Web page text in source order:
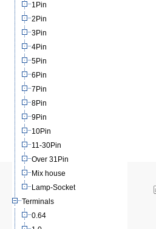
1Pin
2Pin
3Pin
4Pin
5Pin
6Pin
7Pin
8Pin
9Pin
10Pin
11-30Pin
Over 31Pin
Mix house
Lamp-Socket
Terminals
0.64